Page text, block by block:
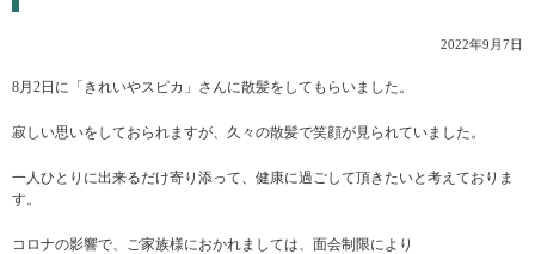
2022年9月7日
8月2日に「きれいやスピカ」さんに散髪をしてもらいました。
寂しい思いをしておられますが、久々の散髪で笑顔が見られていました。
一人ひとりに出来るだけ寄り添って、健康に過ごして頂きたいと考えておりま
す。
コロナの影響で、ご家族様におかれましては、面会制限により